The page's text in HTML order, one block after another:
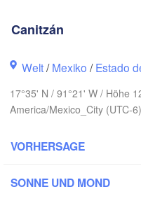
Canitzán
Welt/Mexiko /Estado
17°35' N / 91°21' W / Höhe
America/Mexico_City (UTC-6)
VORHERSAGE
SONNE UND MOND